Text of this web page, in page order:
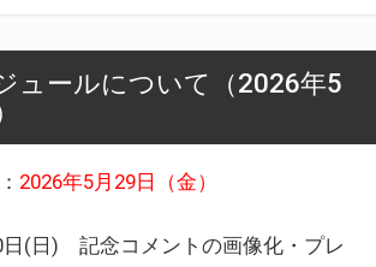
ュールについて（2026年5
2026年5月29日（金）
日(日) 記念コメントの画像化・プレ